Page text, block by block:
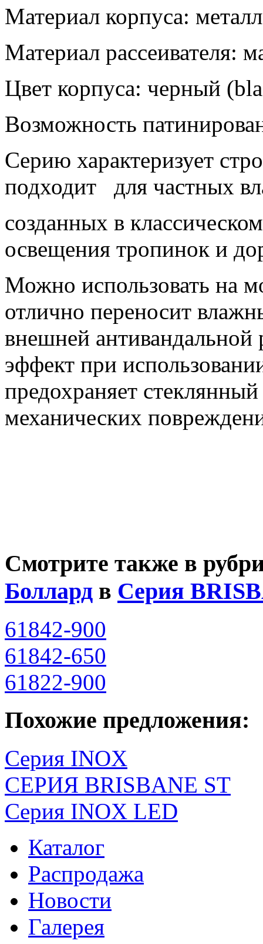
Материал корпуса: металл
Материал рассеивателя:
Цвет корпуса: черный (
Возможность
Серию характеризует
подходит
для частных
созданных в
освещения тропинок и
Можно использовать на
отлично переносит
внешней
эффект при
предохраняет
механических
Смотрите также в
Боллард в Серия
61842-900
61842-650
61822-900
Похожие предложения:
Серия INOX
СЕРИЯ BRISBANE ST
Серия INOX LED
Каталог
Распродажа
Новости
Галерея